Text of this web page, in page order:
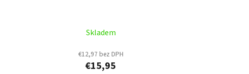
Skladem
€12,97 bez DPH
€15,95